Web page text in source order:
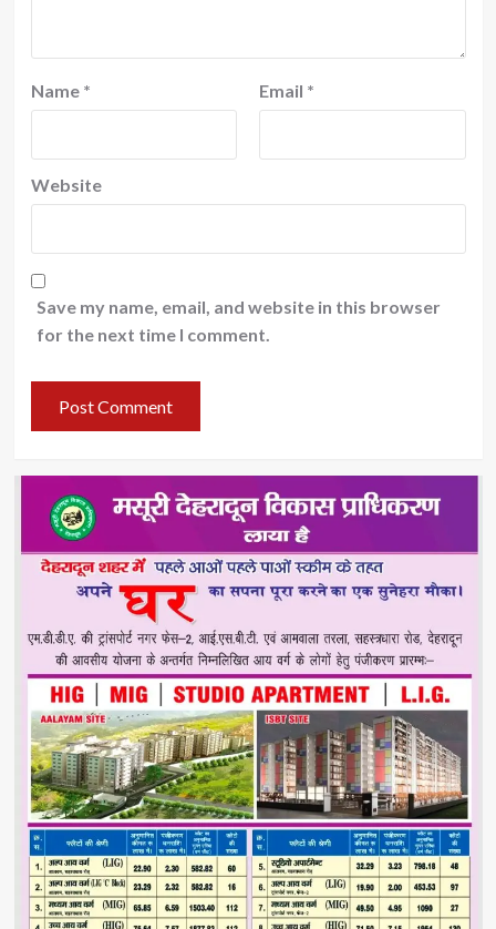
Name * Email *
Website
Save my name, email, and website in this browser
for the next time I comment.